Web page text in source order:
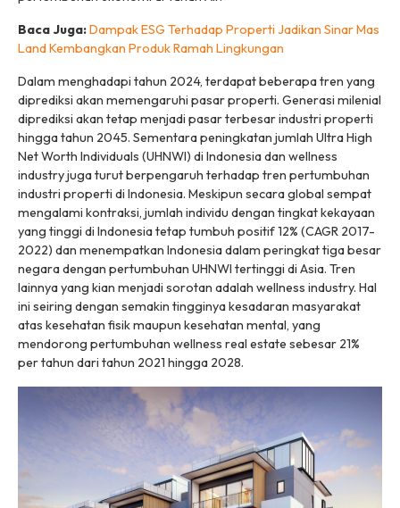
Baca Juga:Dampak ESG Terhadap Properti Jadikan Sinar Mas
Land Kembangkan Produk Ramah Lingkungan
Dalam menghadapi tahun 2024, terdapat beberapa tren yang
diprediksi akan memengaruhi pasar properti. Generasi milenial
diprediksi akan tetap menjadi pasar terbesar industri properti
hingga tahun 2045. Sementara peningkatan jumlah Ultra High
Net Worth Individuals (UHNWI) di Indonesia dan wellness
industry juga turut berpengaruh terhadap tren pertumbuhan
industri properti di Indonesia. Meskipun secara global sempat
mengalami kontraksi, jumlah individu dengan tingkat kekayaan
yang tinggi di Indonesia tetap tumbuh positif 12% (CAGR 2017-
2022) dan menempatkan Indonesia dalam peringkat tiga besar
negara dengan pertumbuhan UHNWI tertinggi di Asia. Tren
lainnya yang kian menjadi sorotan adalah wellness industry. Hal
ini seiring dengan semakin tingginya kesadaran masyarakat
atas kesehatan fisik maupun kesehatan mental, yang
mendorong pertumbuhan wellness real estate sebesar 21%
per tahun dari tahun 2021 hingga 2028.